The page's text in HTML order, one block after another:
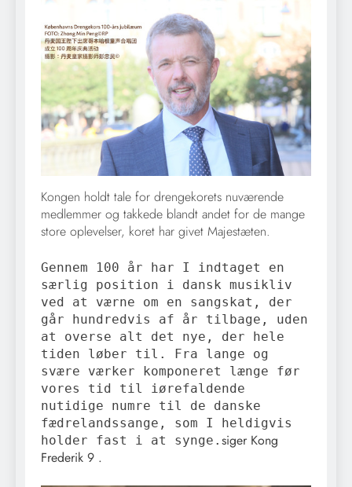
Kongen holdt tale for drengekorets nuværende
medlemmer og takkede blandt andet for de mange
store oplevelser, koret har givet Majestæten.
Gennem 100 år har I indtaget en
særlig position i dansk musikliv
ved at værne om en sangskat, der
går hundredvis af år tilbage, uden
at overse alt det nye, der hele
tiden løber til. Fra lange og
svære værker komponeret længe før
vores tid til iørefaldende
nutidige numre til de danske
fædrelandssange, som I heldigvis
holder fast i at synge. siger Kong
Frederik 9 .